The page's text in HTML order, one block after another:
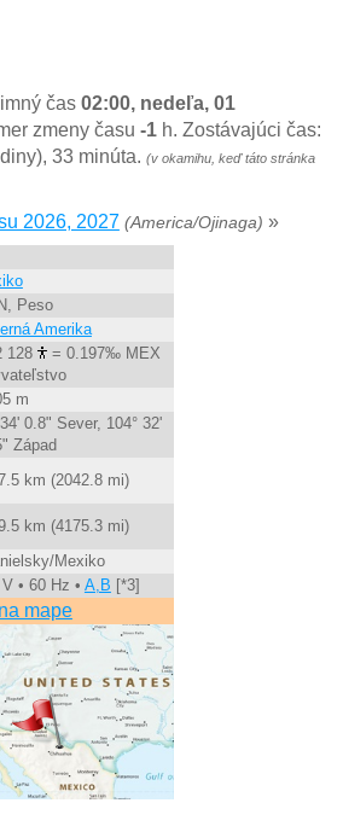
čas 02:00, nedeľa, 01
zmeny času -1h. Zostávajúci čas:
33 minúta. (v okamihu, keď táto stránka
2026, 2027 (America/Ojinaga) »
Peso
Amerika
128
= 0.197‰ MEX
m
0.8" Sever, 104° 32'
Západ
km (2042.8 mi)
km (4175.3 mi)
Mexiko
• 60 Hz • A,B [*3]
mape